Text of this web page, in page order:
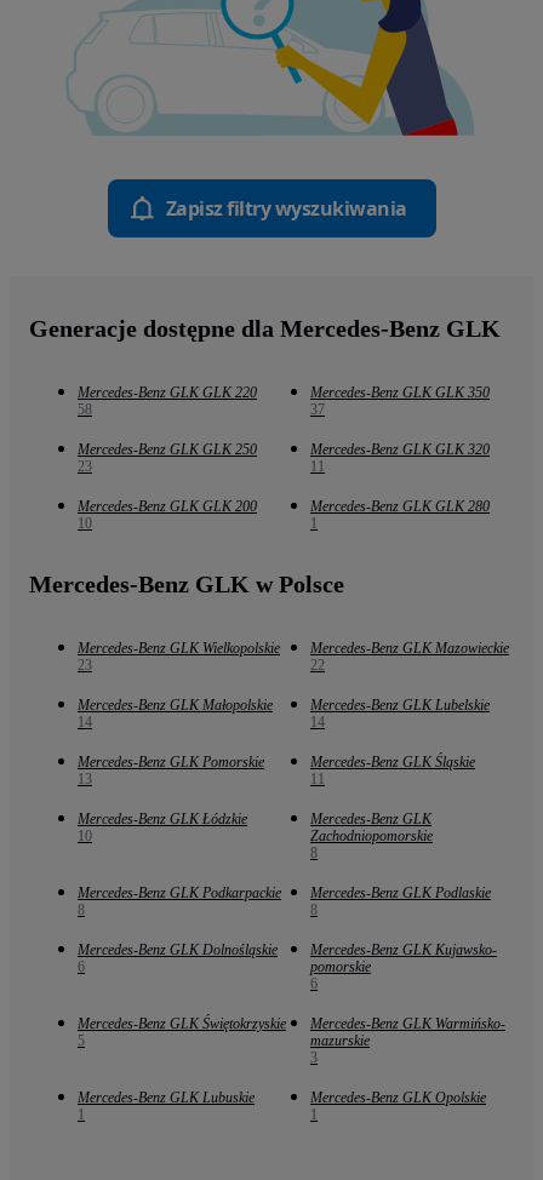
Zapisz filtry wyszukiwania
Generacje dostępne dla Mercedes-Benz GLK
Mercedes-Benz GLK GLK 220
58
Mercedes-Benz GLK GLK 350
37
Mercedes-Benz GLK GLK 250
23
Mercedes-Benz GLK GLK 320
11
Mercedes-Benz GLK GLK 200
10
Mercedes-Benz GLK GLK 280
1
Mercedes-Benz GLK w Polsce
Mercedes-Benz GLK Wielkopolskie
23
Mercedes-Benz GLK Mazowieckie
22
Mercedes-Benz GLK Małopolskie
14
Mercedes-Benz GLK Lubelskie
14
Mercedes-Benz GLK Pomorskie
13
Mercedes-Benz GLK Śląskie
11
Mercedes-Benz GLK Łódzkie
10
Mercedes-Benz GLK
Zachodniopomorskie
8
Mercedes-Benz GLK Podkarpackie
8
Mercedes-Benz GLK Podlaskie
8
Mercedes-Benz GLK Dolnośląskie
6
Mercedes-Benz GLK Kujawsko-
pomorskie
6
Mercedes-Benz GLK Świętokrzyskie
5
Mercedes-Benz GLK Warmińsko-
mazurskie
3
Mercedes-Benz GLK Lubuskie
1
Mercedes-Benz GLK Opolskie
1